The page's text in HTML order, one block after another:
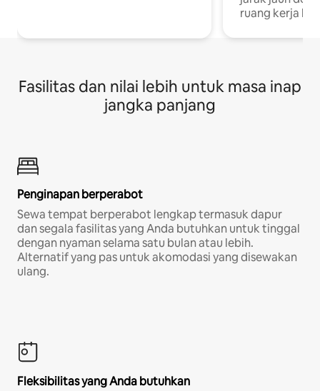
ruang kerja
Fasilitas dan nilai lebih untuk masa inap
jangka panjang
Penginapan berperabot
Sewa tempat berperabot lengkap termasuk dapur
dan segala fasilitas yang Anda butuhkan untuk tinggal
dengan nyaman selama satu bulan atau lebih.
Alternatif yang pas untuk akomodasi yang disewakan
ulang.
Fleksibilitas yang Anda butuhkan